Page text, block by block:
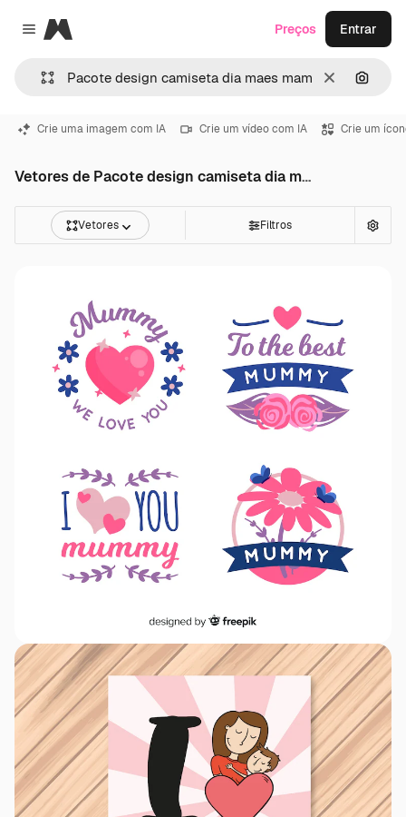
Close menu
Magnific
Limpar
Preços Entrar
Crie uma imagem com IA Crie um vídeo com IA Crie um
Vetores de Pacote design camiseta dia maes mamae
Vetores Filtros